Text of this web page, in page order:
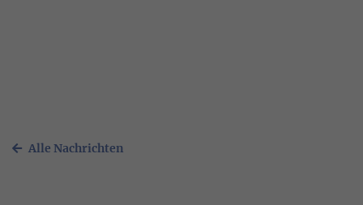
Alle Nachrichten
Laufzeit 30 Minuten